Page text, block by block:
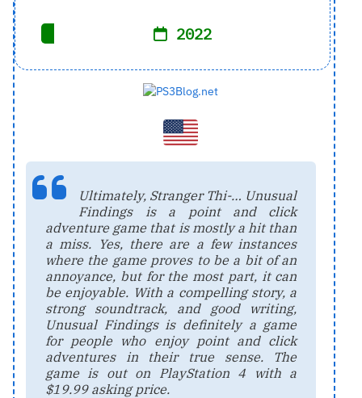
2022
Ultimately, Stranger Thi-… Unusual
Findings is a point and click
adventure game that is mostly a hit than
a miss. Yes, there are a few instances
where the game proves to be a bit of an
annoyance, but for the most part, it can
be enjoyable. With a compelling story, a
strong soundtrack, and good writing,
Unusual Findings is definitely a game
for people who enjoy point and click
adventures in their true sense. The
game is out on PlayStation 4 with a
$19.99 asking price.